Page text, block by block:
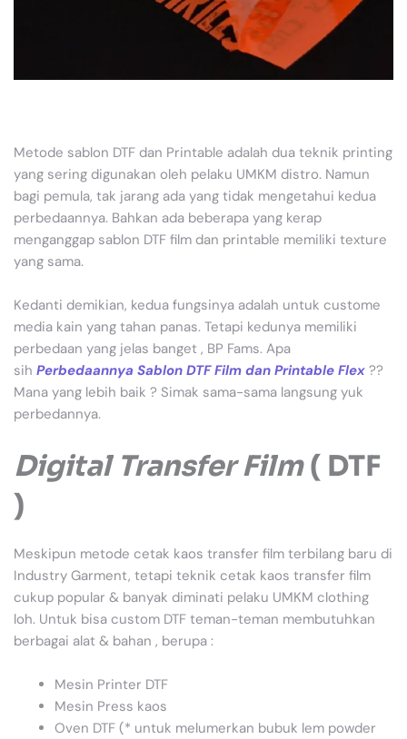
Metode sablon DTF dan Printable adalah dua teknik printing
yang sering digunakan oleh pelaku UMKM distro. Namun
bagi pemula, tak jarang ada yang tidak mengetahui kedua
perbedaannya. Bahkan ada beberapa yang kerap
menganggap sablon DTF film dan printable memiliki texture
yang sama.
Kedanti demikian, kedua fungsinya adalah untuk custome
media kain yang tahan panas. Tetapi kedunya memiliki
perbedaan yang jelas banget , BP Fams. Apa
sih Perbedaannya Sablon DTF Film dan Printable Flex ??
Mana yang lebih baik ? Simak sama-sama langsung yuk
perbedannya.
Digital Transfer Film( DTF
)
Meskipun metode cetak kaos transfer film terbilang baru di
Industry Garment, tetapi teknik cetak kaos transfer film
cukup popular & banyak diminati pelaku UMKM clothing
loh. Untuk bisa custom DTF teman-teman membutuhkan
berbagai alat & bahan , berupa :
Mesin Printer DTF
Mesin Press kaos
Oven DTF (* untuk melumerkan bubuk lem powder